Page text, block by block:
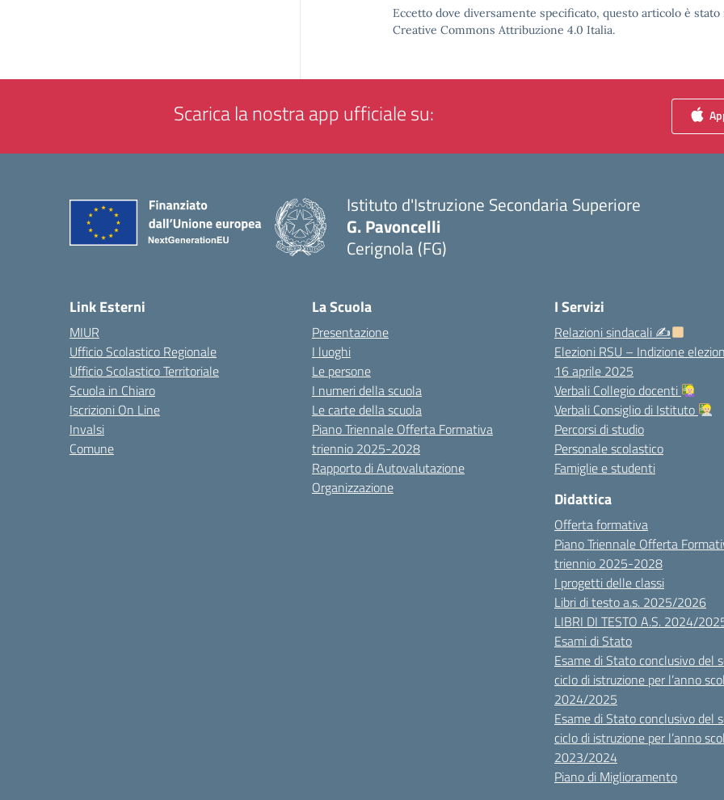
Eccetto dove diversamente specificato, questo articolo è
Creative Commons Attribuzione 4.0 Italia.
Scarica la nostra app ufficiale su:
Istituto d'Istruzione Secondaria Superiore
G. Pavoncelli
Cerignola (FG)
Link Esterni
MIUR
Ufficio Scolastico Regionale
Ufficio Scolastico Territoriale
Scuola in Chiaro
Iscrizioni On Line
Invalsi
Comune
La Scuola
Presentazione
I luoghi
Le persone
I numeri della scuola
Le carte della scuola
Piano Triennale Offerta Formativa
triennio 2025-2028
Rapporto di Autovalutazione
Organizzazione
I Servizi
Relazioni sindacali ✍
Elezioni RSU – Indizione
16 aprile 2025
Verbali Collegio docenti
Verbali Consiglio di Istituto
Percorsi di studio
Personale scolastico
Famiglie e studenti
Didattica
Offerta formativa
Piano Triennale Offerta
triennio 2025-2028
I progetti delle classi
Libri di testo a.s. 2025/2026
LIBRI DI TESTO A.S. 2024/
Esami di Stato
Esame di Stato conclusivo del
ciclo di istruzione per l’anno
2024/2025
Esame di Stato conclusivo del
ciclo di istruzione per l’anno
2023/2024
Piano di Miglioramento